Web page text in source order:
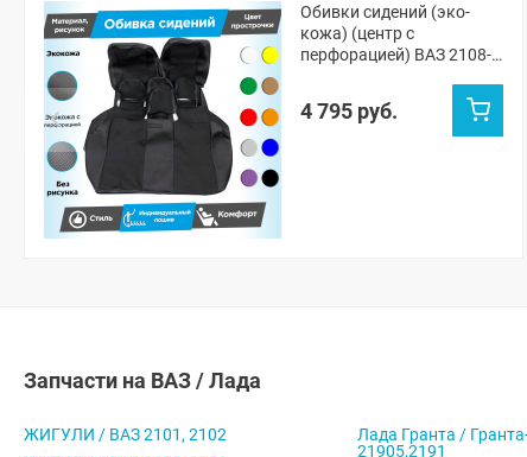
Обивки сидений (эко-
кожа) (центр с
перфорацией) ВАЗ 2108-
Нива 4х4 5д (ВАЗ 2131) (с
прострочкой)
4 795 руб.
Запчасти на ВАЗ / Лада
ЖИГУЛИ / ВАЗ 2101, 2102
Лада Гранта /
21905,2191